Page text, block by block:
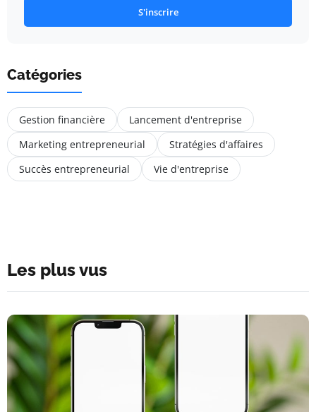
S'inscrire
Catégories
Gestion financière
Lancement d'entreprise
Marketing entrepreneurial
Stratégies d'affaires
Succès entrepreneurial
Vie d'entreprise
Les plus vus